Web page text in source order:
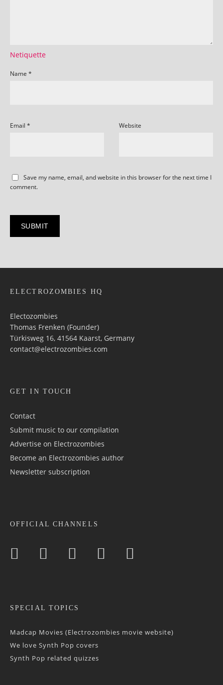
Netiquette
Name *
Email * Website
Save my name, email, and website in this browser for the next time I
comment.
ELECTROZOMBIES HQ
Electozombies
Thomas Frenken (Founder)
Türkisweg 16, 41564 Kaarst, Germany
contact@electrozombies.com
GET IN TOUCH
Contact
Submit music to our compilation
Advertise on Electrozombies
Become an Electrozombies author
Newsletter sub­scrip­tion
OFFICIAL CHANNELS
SPECIAL TOPICS
Madcap Movies (Electrozombies movie website)
We love Synth Pop covers
Synth Pop related quizzes